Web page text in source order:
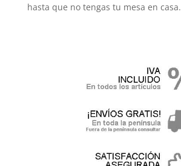
hasta que no tengas tu mesa en casa.